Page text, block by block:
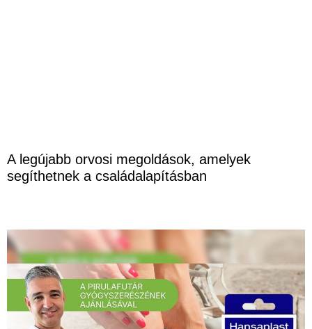
A legújabb orvosi megoldások, amelyek
segíthetnek a családalapításban